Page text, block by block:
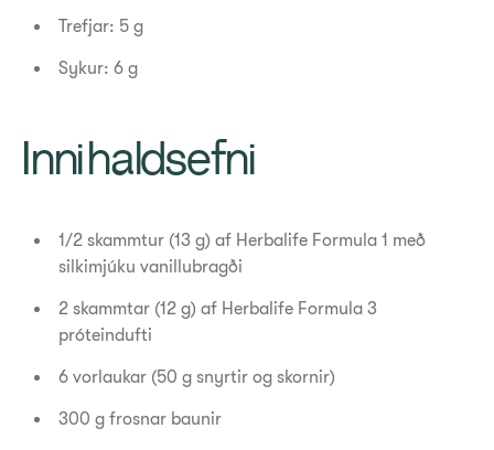
Trefjar: 5 g
Sykur: 6 g
Innihaldsefni
1/2 skammtur (13 g) af Herbalife Formula 1 með
silkimjúku vanillubragði
2 skammtar (12 g) af Herbalife Formula 3
próteindufti
6 vorlaukar (50 g snyrtir og skornir)
300 g frosnar baunir